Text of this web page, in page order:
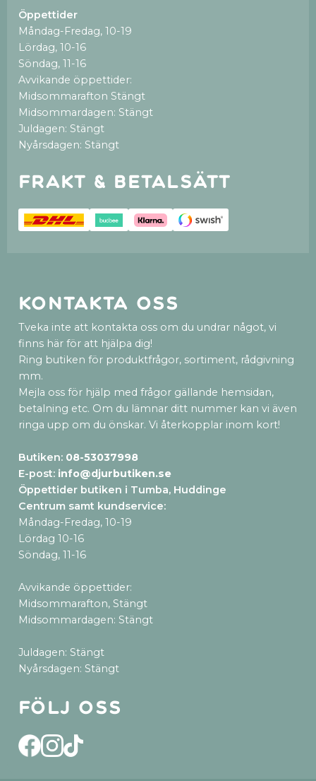
Öppettider
Måndag-Fredag, 10-19
Lördag, 10-16
Söndag, 11-16
Avvikande öppettider:
Midsommarafton Stängt
Midsommardagen: Stängt
Juldagen: Stängt
Nyårsdagen: Stängt
Frakt & betalsätt
Kontakta oss
Tveka inte att kontakta oss om du undrar något, vi
finns här för att hjälpa dig!
Ring butiken för produktfrågor, sortiment, rådgivning
mm.
Mejla oss för hjälp med frågor gällande hemsidan,
betalning etc. Om du lämnar ditt nummer kan vi även
ringa upp om du önskar. Vi återkopplar inom kort!
Butiken: 08-53037998
E-post: info@djurbutiken.se
Öppettider butiken i Tumba, Huddinge
Centrum samt kundservice:
Måndag-Fredag, 10-19
Lördag 10-16
Söndag, 11-16
Avvikande öppettider:
Midsommarafton, Stängt
Midsommardagen: Stängt
Juldagen: Stängt
Nyårsdagen: Stängt
Följ oss